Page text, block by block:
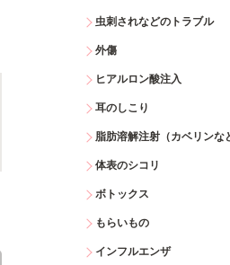
虫刺されなどのトラブル
外傷
ヒアルロン酸注入
耳のしこり
脂肪溶解注射（カベリンな
体表のシコリ
ボトックス
もらいもの
インフルエンザ